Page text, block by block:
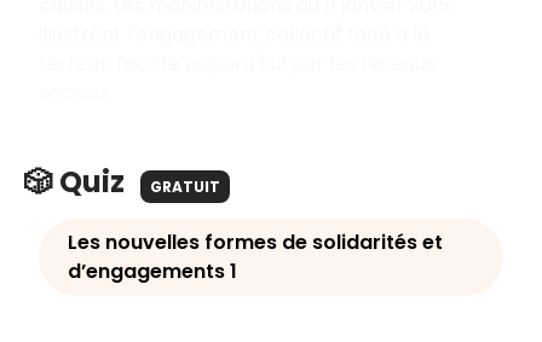
🎲 Quiz GRATUIT
Les nouvelles formes de solidarités et
d’engagements 1